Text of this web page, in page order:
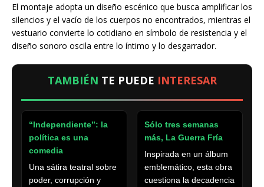
El montaje adopta un diseño escénico que busca amplificar los
silencios y el vacío de los cuerpos no encontrados, mientras el
vestuario convierte lo cotidiano en símbolo de resistencia y el
diseño sonoro oscila entre lo íntimo y lo desgarrador.
TAMBIÉN TE PUEDE INTERESAR
“Independiente”: la
política es una
comedia
Una sátira teatral sobre
poder, corrupción y
Sólo tres semanas
más, La Guerra Fría
Inspirada en un álbum
emblemático, esta obra
cuestiona la decadencia